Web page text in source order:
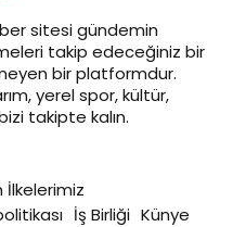
sitesi gündemin
takip edeceğiniz bir
bir platformdur.
yerel spor, kültür,
takipte kalın.
İlkelerimiz
İş Birliği Künye